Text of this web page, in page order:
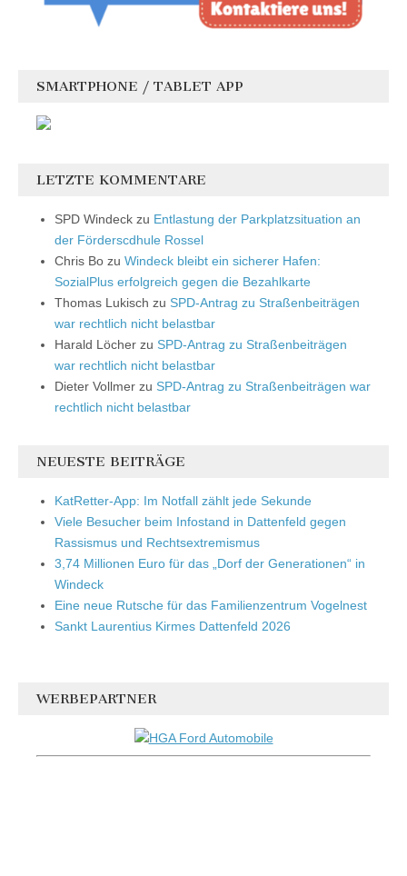
SMARTPHONE / TABLET APP
LETZTE KOMMENTARE
SPD Windeck zu Entlastung der Parkplatzsituation an
der Förderscdhule Rossel
Chris Bo zu Windeck bleibt ein sicherer Hafen:
SozialPlus erfolgreich gegen die Bezahlkarte
Thomas Lukisch zu SPD-Antrag zu Straßenbeiträgen
war rechtlich nicht belastbar
Harald Löcher zu SPD-Antrag zu Straßenbeiträgen
war rechtlich nicht belastbar
Dieter Vollmer zu SPD-Antrag zu Straßenbeiträgen war
rechtlich nicht belastbar
NEUESTE BEITRÄGE
KatRetter-App: Im Notfall zählt jede Sekunde
Viele Besucher beim Infostand in Dattenfeld gegen
Rassismus und Rechtsextremismus
3,74 Millionen Euro für das „Dorf der Generationen“ in
Windeck
Eine neue Rutsche für das Familienzentrum Vogelnest
Sankt Laurentius Kirmes Dattenfeld 2026
WERBEPARTNER